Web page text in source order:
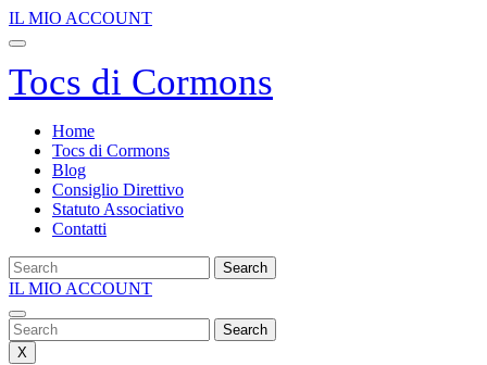
Salta
al
IL MIO ACCOUNTIL
Apri
menu
Tocs di Cormons
Home
Tocs di Cormons
Blog
Consiglio Direttivo
Statuto Associativo
Contatti
Search
for:
IL MIO ACCOUNTIL
ACCOUNT
Close
Menu
Search
for:
X